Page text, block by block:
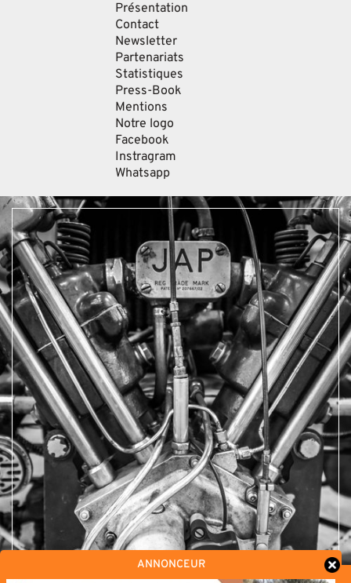
Présentation
Contact
Newsletter
Partenariats
Statistiques
Press-Book
Mentions
Notre logo
Facebook
Instragram
Whatsapp
ANNONCEUR